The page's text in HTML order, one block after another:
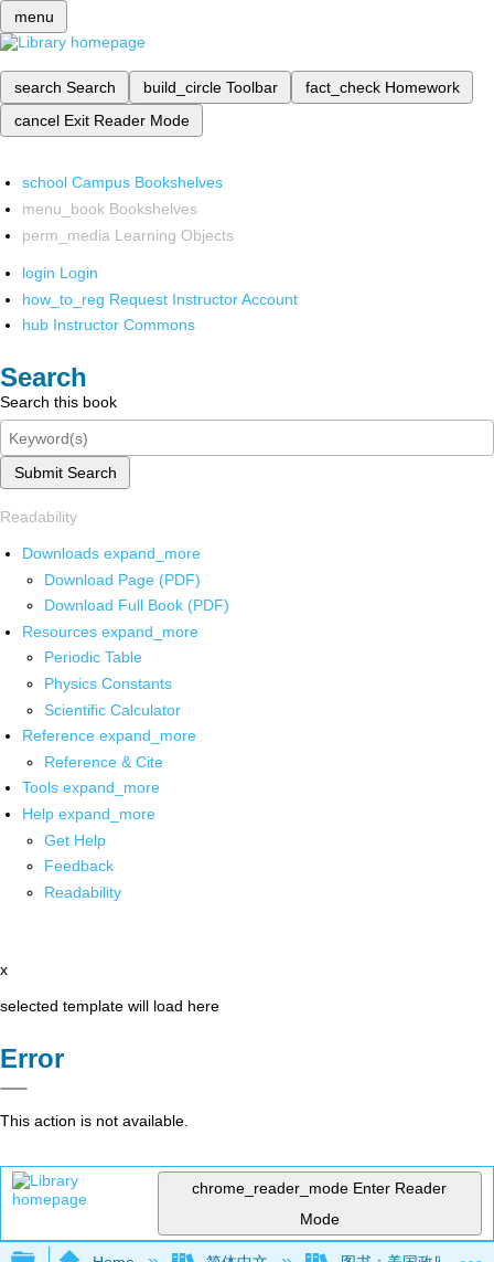
menu
search Search build_circle Toolbar fact_check Homework
cancel Exit Reader Mode
school Campus Bookshelves
menu_book Bookshelves
perm_media Learning Objects
login Login
how_to_reg Request Instructor Account
hub Instructor Commons
Search
Search this book
Submit Search
Readability
Downloads expand_more
Download Page (PDF)
Download Full Book (PDF)
Resources expand_more
Periodic Table
Physics Constants
Scientific Calculator
Reference expand_more
Reference & Cite
Tools expand_more
Help expand_more
Get Help
Feedback
Readability
x
selected template will load here
Error
This action is not available.
chrome_reader_mode Enter Reader
Mode